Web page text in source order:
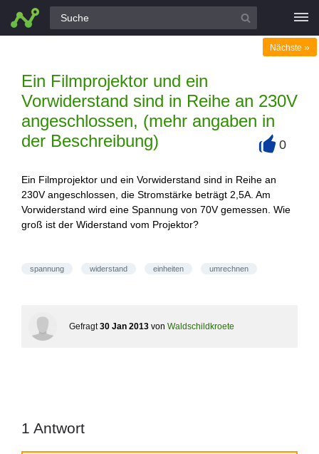
Alle Fragen
Ein Filmprojektor und ein
Vorwiderstand sind in Reihe an 230V
angeschlossen, (mehr angaben in
der Beschreibung)
Nächste »
0
Ein Filmprojektor und ein Vorwiderstand sind in Reihe an
230V angeschlossen, die Stromstärke beträgt 2,5A. Am
Vorwiderstand wird eine Spannung von 70V gemessen. Wie
groß ist der Widerstand vom Projektor?
spannung widerstand einheiten umrechnen
Gefragt 30 Jan 2013 von Waldschildkroete
1 Antwort